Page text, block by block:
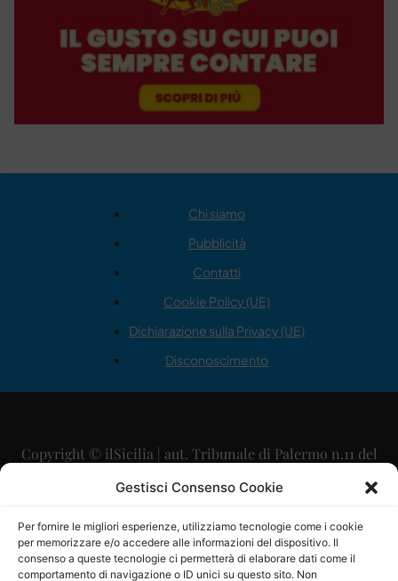
Gestisci Consenso Cookie
Per fornire le migliori esperienze, utilizziamo tecnologie come i cookie
per memorizzare e/o accedere alle informazioni del dispositivo. Il
consenso a queste tecnologie ci permetterà di elaborare dati come il
comportamento di navigazione o ID unici su questo sito. Non
Chi siamo
Pubblicità
Contatti
Cookie Policy (UE)
Dichiarazione sulla Privacy (UE)
Disconoscimento
Copyright © ilSicilia | aut. Tribunale di Palermo n.11 del
29/09/2015
Direttore Editoriale: Maurizio Scaglione